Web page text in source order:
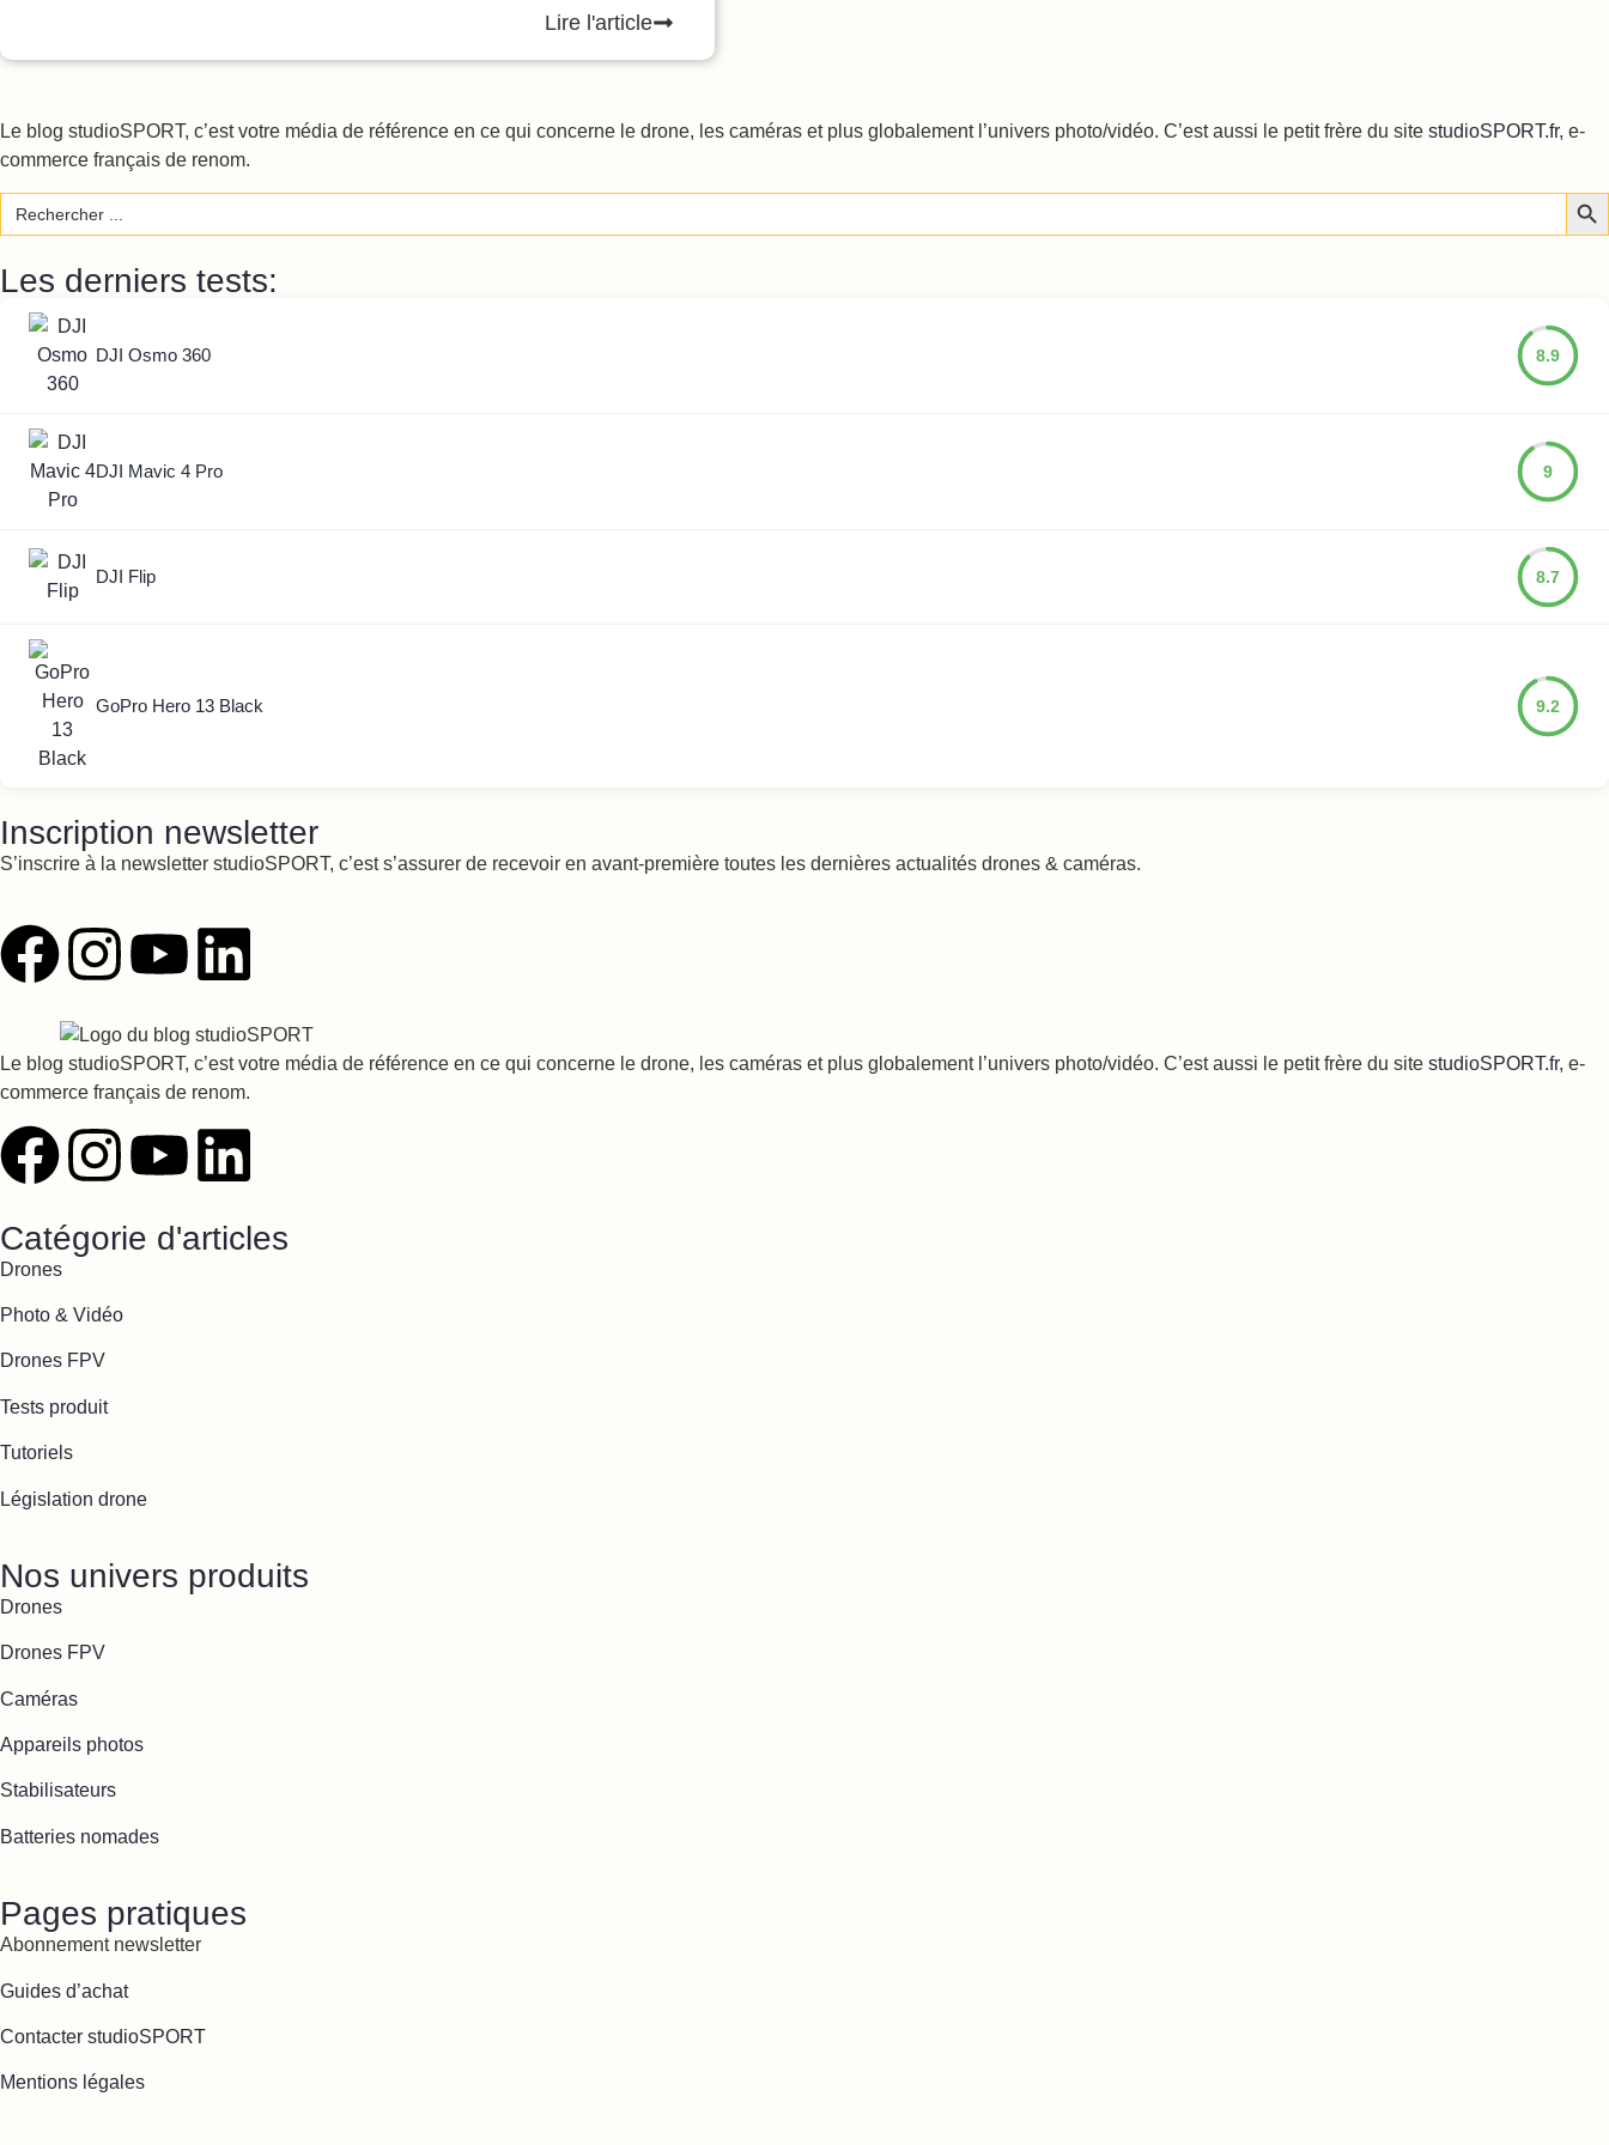
Lire l'article
Le blog studioSPORT, c’est votre média de référence en ce qui concerne le drone, les caméras et plus globalement l’univers photo/vidéo. C’est aussi le petit frère du site studioSPORT.fr, e-
commerce français de renom.
Search
for:
Les derniers tests:
DJI Osmo 360 8.9
DJI Mavic 4 Pro 9
DJI Flip 8.7
GoPro Hero 13 Black 9.2
Inscription newsletter
S’inscrire à la newsletter studioSPORT, c’est s’assurer de recevoir en avant-première toutes les dernières actualités drones & caméras.
Le blog studioSPORT, c’est votre média de référence en ce qui concerne le drone, les caméras et plus globalement l’univers photo/vidéo. C’est aussi le petit frère du site studioSPORT.fr, e-
commerce français de renom.
Catégorie d'articles
Drones
Photo & Vidéo
Drones FPV
Tests produit
Tutoriels
Législation drone
Nos univers produits
Drones
Drones FPV
Caméras
Appareils photos
Stabilisateurs
Batteries nomades
Pages pratiques
Abonnement newsletter
Guides d’achat
Contacter studioSPORT
Mentions légales